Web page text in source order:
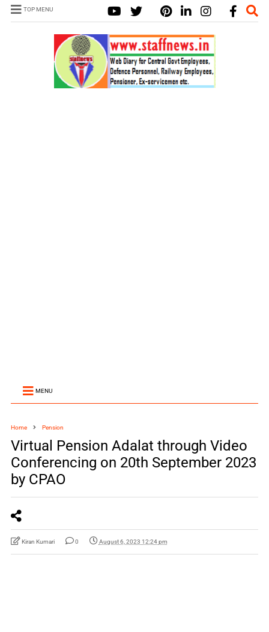
TOP MENU
MENU
Home Pension
Virtual Pension Adalat through Video
Conferencing on 20th September 2023
by CPAO
Kiran Kumari 0 August 6, 2023 12:24 pm